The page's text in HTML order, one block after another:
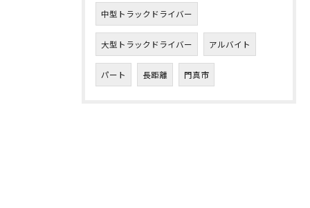
中型トラックドライバー
大型トラックドライバー アルバイト
パート 長距離 門真市